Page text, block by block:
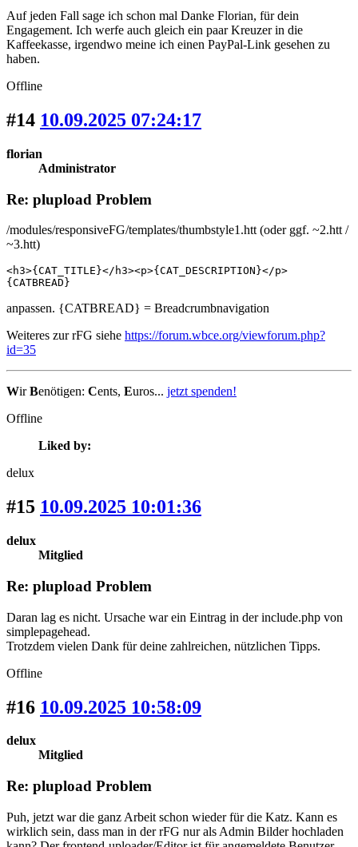
Auf jeden Fall sage ich schon mal Danke Florian, für dein
Engagement. Ich werfe auch gleich ein paar Kreuzer in die
Kaffeekasse, irgendwo meine ich einen PayPal-Link gesehen zu
haben.
Offline
#14 10.09.2025 07:24:17
florian
Administrator
Re: plupload Problem
/modules/responsiveFG/templates/thumbstyle1.htt (oder ggf. ~2.htt /
~3.htt)
<h3>{CAT_TITLE}</h3><p>{CAT_DESCRIPTION}</p>
{CATBREAD}
anpassen. {CATBREAD} = Breadcrumbnavigation
Weiteres zur rFG siehe https://forum.wbce.org/viewforum.php?
id=35
WirBenötigen: Cents, Euros... jetzt spenden!
Offline
Liked by:
delux
#15 10.09.2025 10:01:36
delux
Mitglied
Re: plupload Problem
Daran lag es nicht. Ursache war ein Eintrag in der include.php von
simplepagehead.
Trotzdem vielen Dank für deine zahlreichen, nützlichen Tipps.
Offline
#16 10.09.2025 10:58:09
delux
Mitglied
Re: plupload Problem
Puh, jetzt war die ganz Arbeit schon wieder für die Katz. Kann es
wirklich sein, dass man in der rFG nur als Admin Bilder hochladen